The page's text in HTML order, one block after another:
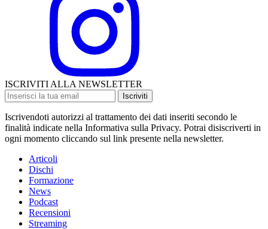
ISCRIVITI ALLA NEWSLETTER
Iscriviti
Iscrivendoti autorizzi al trattamento dei dati inseriti secondo le
finalità indicate nella Informativa sulla Privacy. Potrai disiscriverti in
ogni momento cliccando sul link presente nella newsletter.
Articoli
Dischi
Formazione
News
Podcast
Recensioni
Streaming